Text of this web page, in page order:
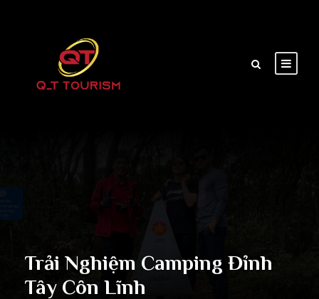
Trải Nghiệm Camping Đỉnh
Tây Côn Lĩnh